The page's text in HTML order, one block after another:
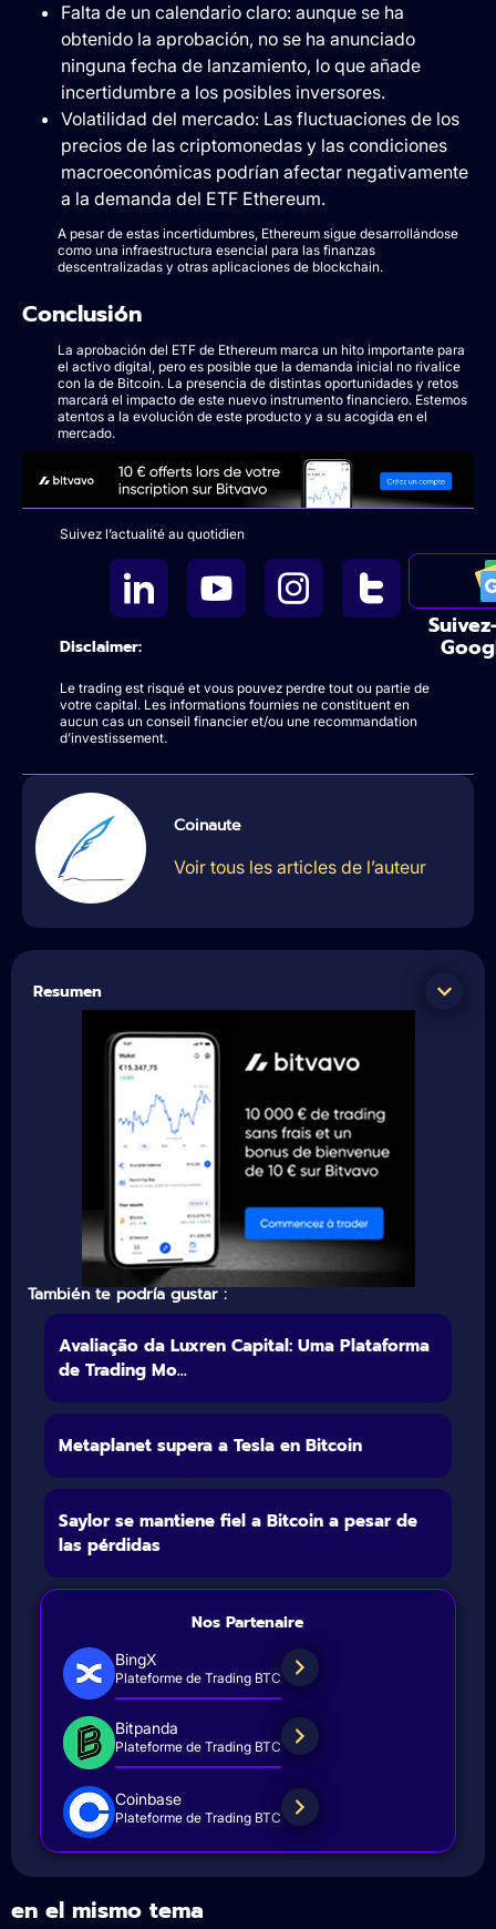
Falta de un calendario claro: aunque se ha
obtenido la aprobación, no se ha anunciado
ninguna fecha de lanzamiento, lo que añade
incertidumbre a los posibles inversores.
Volatilidad del mercado: Las fluctuaciones de los
precios de las criptomonedas y las condiciones
macroeconómicas podrían afectar negativamente
a la demanda del ETF Ethereum.
A pesar de estas incertidumbres, Ethereum sigue desarrollándose
como una infraestructura esencial para las finanzas
descentralizadas y otras aplicaciones de blockchain.
Conclusión
La aprobación del ETF de Ethereum marca un hito importante para
el activo digital, pero es posible que la demanda inicial no rivalice
con la de Bitcoin. La presencia de distintas oportunidades y retos
marcará el impacto de este nuevo instrumento financiero. Estemos
atentos a la evolución de este producto y a su acogida en el
mercado.
Suivez l’actualité au quotidien
Disclaimer:
Le trading est risqué et vous pouvez perdre tout ou partie de
votre capital. Les informations fournies ne constituent en
aucun cas un conseil financier et/ou une recommandation
d’investissement.
Coinaute
Voir tous les articles de l’auteur
Resumen
También te podría gustar :
Avaliação da Luxren Capital: Uma Plataforma
de Trading Mo...
Metaplanet supera a Tesla en Bitcoin
Saylor se mantiene fiel a Bitcoin a pesar de
las pérdidas
Nos Partenaire
BingX
Plateforme de Trading BTC
Bitpanda
Plateforme de Trading BTC
Coinbase
Plateforme de Trading BTC
en el mismo tema